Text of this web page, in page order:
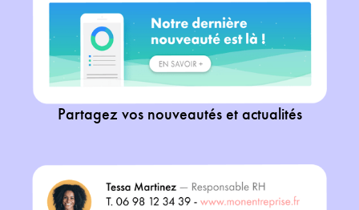
Partagez vos nouveautés et actualités